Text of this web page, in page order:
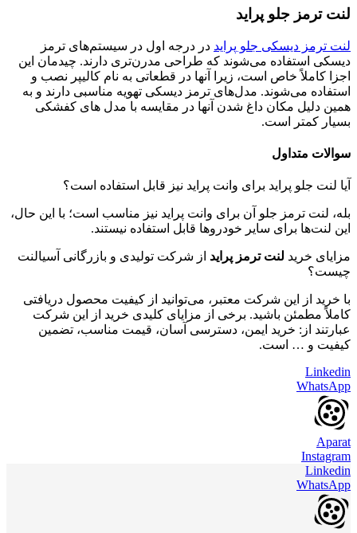
لنت ترمز جلو پراید
لنت ترمز دیسکی جلو پراید در درجه اول در سیستم‌های ترمز
دیسکی استفاده می‌شوند که طراحی مدرن‌تری دارند. چیدمان این
اجزا کاملاً خاص است، زیرا آنها در قطعاتی به نام کالیپر نصب و
استفاده می‌شوند. مدل‌های ترمز دیسکی تهویه مناسبی دارند و به
همین دلیل مکان داغ شدن آنها در مقایسه با مدل های کفشکی
بسیار کمتر است.
سوالات متداول
آیا لنت جلو پراید برای وانت پراید نیز قابل استفاده است؟
بله، لنت ترمز جلو آن برای وانت پراید نیز مناسب است؛ با این حال،
این لنت‌ها برای سایر خودروها قابل استفاده نیستند.
مزایای خرید لنت ترمز پراید از شرکت تولیدی و بازرگانی آسیالنت
چیست؟
با خرید از این شرکت معتبر، می‌توانید از کیفیت محصول دریافتی
کاملاً مطمئن باشید. برخی از مزایای کلیدی خرید از این شرکت
عبارتند از: خرید ایمن، دسترسی آسان، قیمت مناسب، تضمین
کیفیت و … است.
Linkedin
WhatsApp
Aparat
Instagram
Linkedin
WhatsApp